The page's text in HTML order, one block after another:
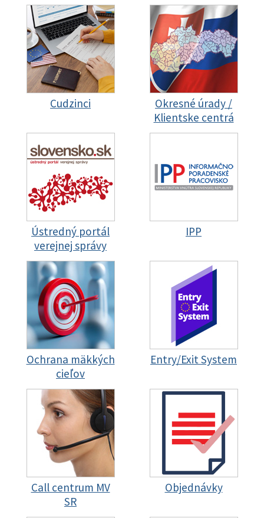
Cudzinci
Okresné úrady /
Klientske centrá
Ústredný portál
verejnej správy
IPP
Ochrana mäkkých
cieľov
Entry/Exit System
Call centrum MV
SR
Objednávky